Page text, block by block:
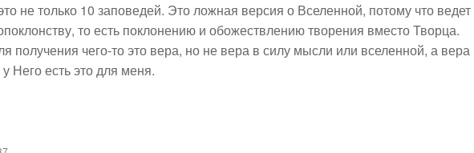
не только 10 заповедей. Это ложная версия о Вселенной, потому что ведет
то есть поклонению и обожествлению творения вместо Творца.
получения чего-то это вера, но не вера в силу мысли или вселенной, а вера
у Него есть это для меня.